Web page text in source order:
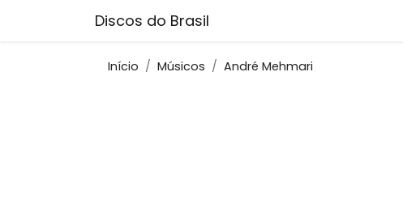
Discos do Brasil
Início Músicos André Mehmari